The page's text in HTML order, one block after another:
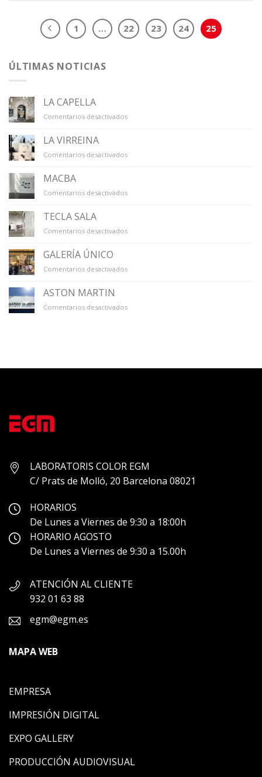
1 … 22 23 24 25
ÚLTIMAS NOTICIAS
LA CAPELLA
Comentarios desactivadosen
LA VIRREINA
Comentarios desactivadosen
MACBA
Comentarios desactivadosen
TECLA SALA
Comentarios desactivadosen
GALERÍA ÚNICO
Comentarios desactivadosen
ASTON MARTIN
Comentarios desactivadosen
LABORATORIS COLOR EGM
C/ Prats de Molló, 20 Barcelona 08021
HORARIOS
De Lunes a Viernes de 9:30 a 18:00h
HORARIO AGOSTO
De Lunes a Viernes de 9:30 a 15.00h
ATENCIÓN AL CLIENTE
932 01 63 88
egm@egm.es
MAPA WEB
EMPRESA
IMPRESIÓN DIGITAL
EXPO GALLERY
PRODUCCIÓN AUDIOVISUAL